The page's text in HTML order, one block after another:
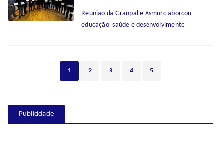
Reunião da Granpal e Asmurc abordou
educação, saúde e desenvolvimento
1 2 3 4 5
Publicidade